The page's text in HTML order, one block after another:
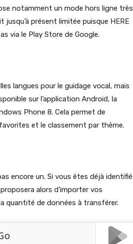
notamment un mode hors ligne très
présent limitée puisque HERE
via le Play Store de Google.
langues pour le guidage vocal, mais
sur l’application Android, la
Phone 8. Cela permet de
et le classement par thème.
encore un. Si vous êtes déjà identifié
alors d’importer vos
quantité de données à transférer.